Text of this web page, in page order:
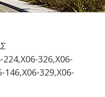
326,Χ06-
146,Χ06-329,Χ06-